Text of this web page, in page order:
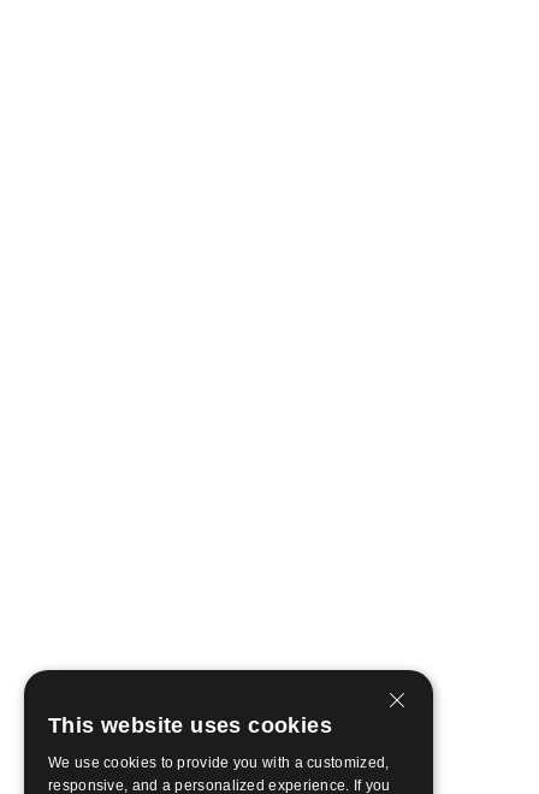
This website uses cookies
We use cookies to provide you with a customized,
responsive, and a personalized experience. If you